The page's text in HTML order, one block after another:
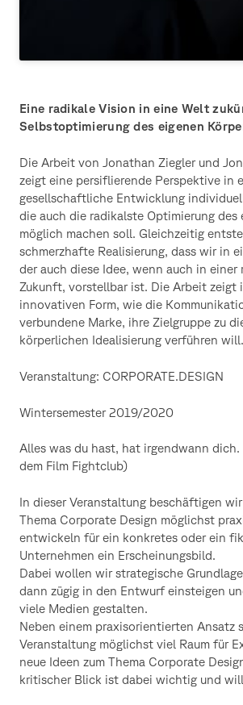
Eine radikale Vision in eine Welt
Selbstoptimierung des eigenen
Die Arbeit von Jonathan Ziegler und
zeigt eine persiflierende Perspektive in
gesellschaftliche Entwicklung
die auch die radikalste Optimierung des
möglich machen soll. Gleichzeitig
schmerzhafte Realisierung, dass wir in
der auch diese Idee, wenn auch in einer
Zukunft, vorstellbar ist. Die Arbeit zeigt
innovativen Form, wie die
verbundene Marke, ihre Zielgruppe zu
körperlichen Idealisierung verführen will.
Veranstaltung: CORPORATE.DESIGN
Wintersemester 2019/2020
Alles was du hast, hat irgendwann
dem Film Fightclub)
In dieser Veranstaltung beschäftigen
Thema Corporate Design möglichst
entwickeln für ein konkretes oder ein
Unternehmen ein Erscheinungsbild.
Dabei wollen wir strategische
dann zügig in den Entwurf einsteigen
viele Medien gestalten.
Neben einem praxisorientierten Ansatz
Veranstaltung möglichst viel Raum für
neue Ideen zum Thema Corporate
kritischer Blick ist dabei wichtig und